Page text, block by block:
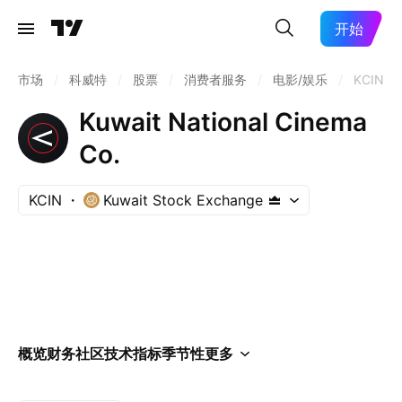
开始
市场 科威特 股票 消费者服务 电影/娱乐 KCIN
Kuwait National Cinema
Co.
KCIN Kuwait Stock Exchange
概览财务社区技术指标季节性更多